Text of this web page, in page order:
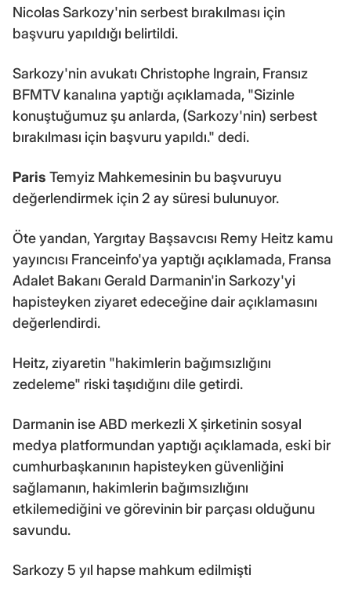
Nicolas Sarkozy'nin serbest bırakılması için
başvuru yapıldığı belirtildi.
Sarkozy'nin avukatı Christophe Ingrain, Fransız
BFMTV kanalına yaptığı açıklamada, "Sizinle
konuştuğumuz şu anlarda, (Sarkozy'nin) serbest
bırakılması için başvuru yapıldı." dedi.
Paris Temyiz Mahkemesinin bu başvuruyu
değerlendirmek için 2 ay süresi bulunuyor.
Öte yandan, Yargıtay Başsavcısı Remy Heitz kamu
yayıncısı Franceinfo'ya yaptığı açıklamada, Fransa
Adalet Bakanı Gerald Darmanin'in Sarkozy'yi
hapisteyken ziyaret edeceğine dair açıklamasını
değerlendirdi.
Heitz, ziyaretin "hakimlerin bağımsızlığını
zedeleme" riski taşıdığını dile getirdi.
Darmanin ise ABD merkezli X şirketinin sosyal
medya platformundan yaptığı açıklamada, eski bir
cumhurbaşkanının hapisteyken güvenliğini
sağlamanın, hakimlerin bağımsızlığını
etkilemediğini ve görevinin bir parçası olduğunu
savundu.
Sarkozy 5 yıl hapse mahkum edilmişti